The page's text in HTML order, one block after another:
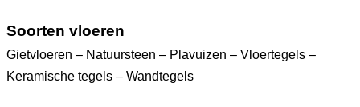
Soorten vloeren
Gietvloeren – Natuursteen – Plavuizen – Vloertegels –
Keramische tegels – Wandtegels